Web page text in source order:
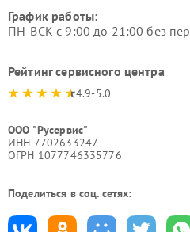
График работы:
ПН-ВСК с 9:00 до 21:00 без
Рейтинг сервисного центра
4.9-5.0
ООО "Русервис"
ИНН 7702633247
ОГРН 1077746335776
Поделиться в соц. сетях: